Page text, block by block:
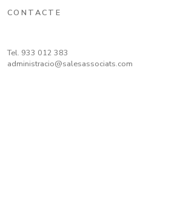
CONTACTE
Tel. 933 012 383
administracio@salesassociats.com